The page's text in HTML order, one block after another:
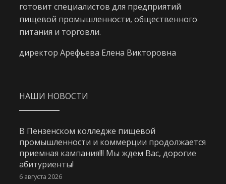
готовит специалистов для предприятий
пищевой промышленности, общественного
питания и торговли.
директор Арефьева Елена Викторовна
НАШИ НОВОСТИ
В Пензенском колледже пищевой
промышленности и коммерции продолжается
приемная кампания!!! Мы ждем Вас, дорогие
абитуриенты!
6 августа 2026